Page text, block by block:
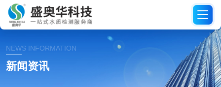
NEWS INFORMATION
新闻资讯